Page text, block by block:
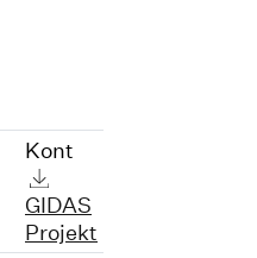
Kont
GIDAS
Projekt